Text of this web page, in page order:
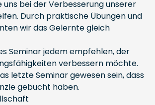
uns bei der Verbesserung unserer
Durch praktische Übungen und
wir das Gelernte gleich
Seminar jedem empfehlen, der
verbessern möchte.
letzte Seminar gewesen sein, dass
gebucht haben.